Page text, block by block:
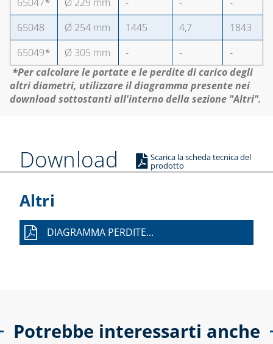
TECNOGIUNTI
TUBI FLESSIBILI
PER GAS E ACQUA
CAPITOLO 06
ACCESSORI
MISURATORI TDS,
DUREZZA E P8
CARTUCCE
NEUTRALIZZANTI
ACQUA
65048
Ø 254 mm 1445 4,7
1843
65049* Ø 305 mm - -
-
*Per calcolare le portate e le perdite di carico degli
altri diametri, utilizzare il diagramma presente nei
downloadsottostanti all'interno della sezione "Altri".
Download Scarica la scheda tecnica del
prodotto
Altri
DIAGRAMMA PERDITE...
Potrebbe interessarti anche